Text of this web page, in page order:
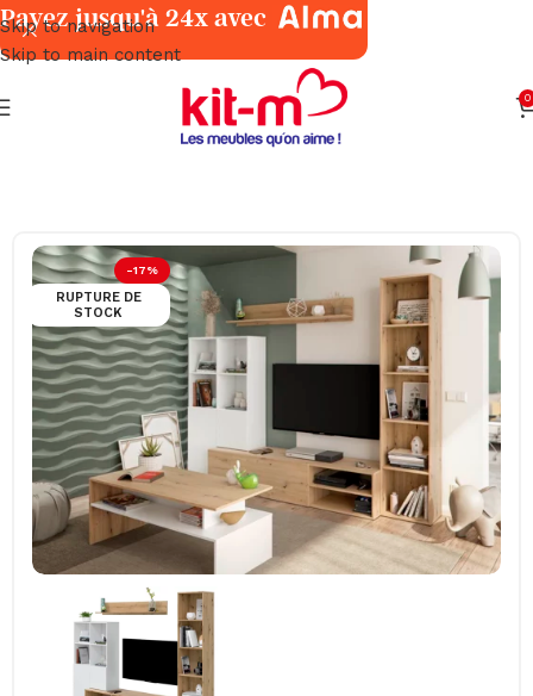
Skip to navigation
Skip to main content
0
Tables Salon & Meubles TV
-17%
RUPTURE DE
STOCK
Payez jusqu'à 24x avec